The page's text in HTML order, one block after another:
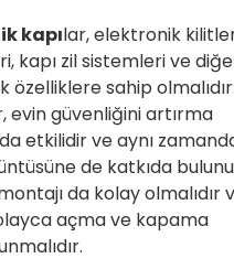
kapılar, elektronik
kapı zil sistemleri ve
özelliklere sahip
evin güvenliğini artırma
etkilidir ve aynı
de katkıda
da kolay olmalıdır
açma ve kapama